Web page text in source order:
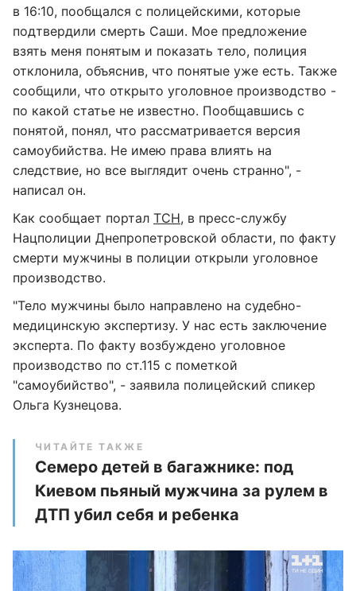
в 16:10, пообщался с полицейскими, которые
подтвердили смерть Саши. Мое предложение
взять меня понятым и показать тело, полиция
отклонила, объяснив, что понятые уже есть. Также
сообщили, что открыто уголовное производство -
по какой статье не известно. Пообщавшись с
понятой, понял, что рассматривается версия
самоубийства. Не имею права влиять на
следствие, но все выглядит очень странно", -
написал он.
Как сообщает портал ТСН, в пресс-службу
Нацполиции Днепропетровской области, по факту
смерти мужчины в полиции открыли уголовное
производство.
"Тело мужчины было направлено на судебно-
медицинскую экспертизу. У нас есть заключение
эксперта. По факту возбуждено уголовное
производство по ст.115 с пометкой
"самоубийство", - заявила полицейский спикер
Ольга Кузнецова.
ЧИТАЙТЕ ТАКЖЕ
Семеро детей в багажнике: под
Киевом пьяный мужчина за рулем в
ДТП убил себя и ребенка